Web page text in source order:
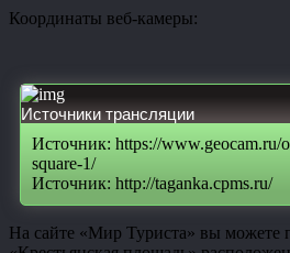
Координаты веб-камеры:
Источники трансляции
Источник: https://www.geocam.ru/
square-1/
Источник: http://taganka.cpms.ru/
На сайте «Мир Туриста» вы можете